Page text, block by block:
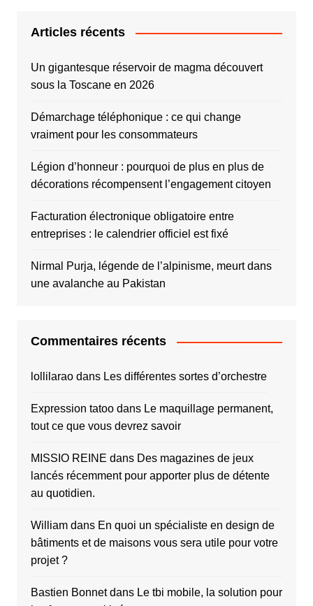
Articles récents
Un gigantesque réservoir de magma découvert
sous la Toscane en 2026
Démarchage téléphonique : ce qui change
vraiment pour les consommateurs
Légion d’honneur : pourquoi de plus en plus de
décorations récompensent l’engagement citoyen
Facturation électronique obligatoire entre
entreprises : le calendrier officiel est fixé
Nirmal Purja, légende de l’alpinisme, meurt dans
une avalanche au Pakistan
Commentaires récents
lollilaraodans Les différentes sortes d’orchestre
Expression tatoodans Le maquillage permanent,
tout ce que vous devrez savoir
MISSIO REINE dans Des magazines de jeux
lancés récemment pour apporter plus de détente
au quotidien.
Williamdans En quoi un spécialiste en design de
bâtiments et de maisons vous sera utile pour votre
projet ?
Bastien Bonnetdans Le tbi mobile, la solution pour